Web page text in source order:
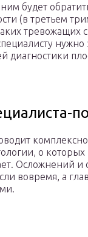
будет
(в третьем
тревожащих
нужно
диагностики
о
Осложнений и
вовремя, а